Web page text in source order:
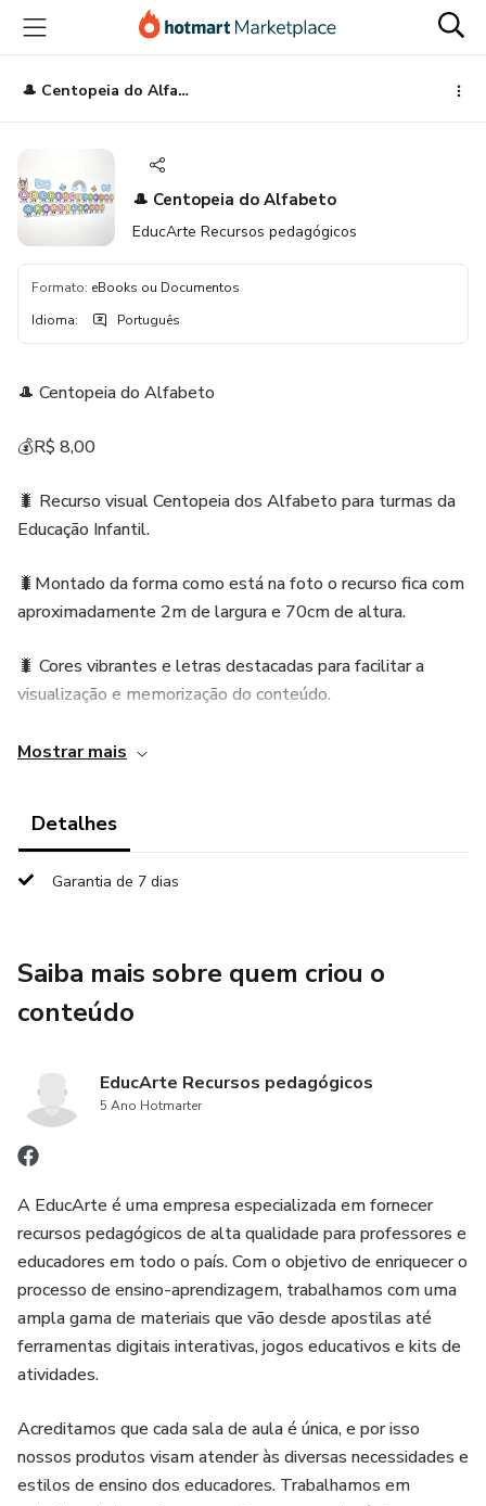
para
conteúdo
principal
para
pagamento
para
rodapé
🎩 Centopeia do Alfabeto
🎩 Centopeia do Alfabeto
EducArte Recursos pedagógicos
Formato: eBooks ou Documentos
Idioma: Português
🎩 Centopeia do Alfabeto
💰R$ 8,00
🐛 Recurso visual Centopeia dos Alfabeto para turmas da
Educação Infantil.
🐛Montado da forma como está na foto o recurso fica com
aproximadamente 2m de largura e 70cm de altura.
🐛 Cores vibrantes e letras destacadas para facilitar a
visualização e memorização do conteúdo.
🖨️O material tem páginas 32 páginas em PDF pronto para
Mostrar mais
Detalhes
Garantia de 7 dias
Saiba mais sobre quem criou o
conteúdo
EducArte Recursos pedagógicos
5 Ano Hotmarter
A EducArte é uma empresa especializada em fornecer
recursos pedagógicos de alta qualidade para professores e
educadores em todo o país. Com o objetivo de enriquecer o
processo de ensino-aprendizagem, trabalhamos com uma
ampla gama de materiais que vão desde apostilas até
ferramentas digitais interativas, jogos educativos e kits de
atividades.
Acreditamos que cada sala de aula é única, e por isso
nossos produtos visam atender às diversas necessidades e
estilos de ensino dos educadores. Trabalhamos em